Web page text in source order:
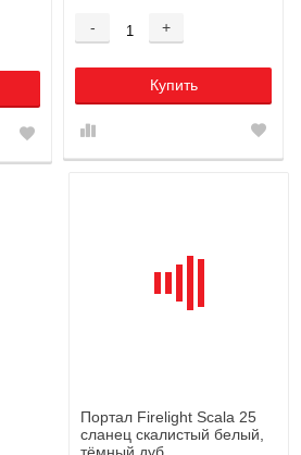
- +
Купить
Портал Firelight Scala 25
сланец скалистый белый,